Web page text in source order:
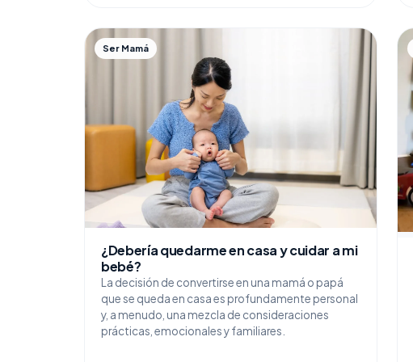
Ser Mamá
¿Debería quedarme en casa y cuidar a mi
bebé?
La decisión de convertirse en una mamá o papá
que se queda en casa es profundamente personal
y, a menudo, una mezcla de consideraciones
prácticas, emocionales y familiares.